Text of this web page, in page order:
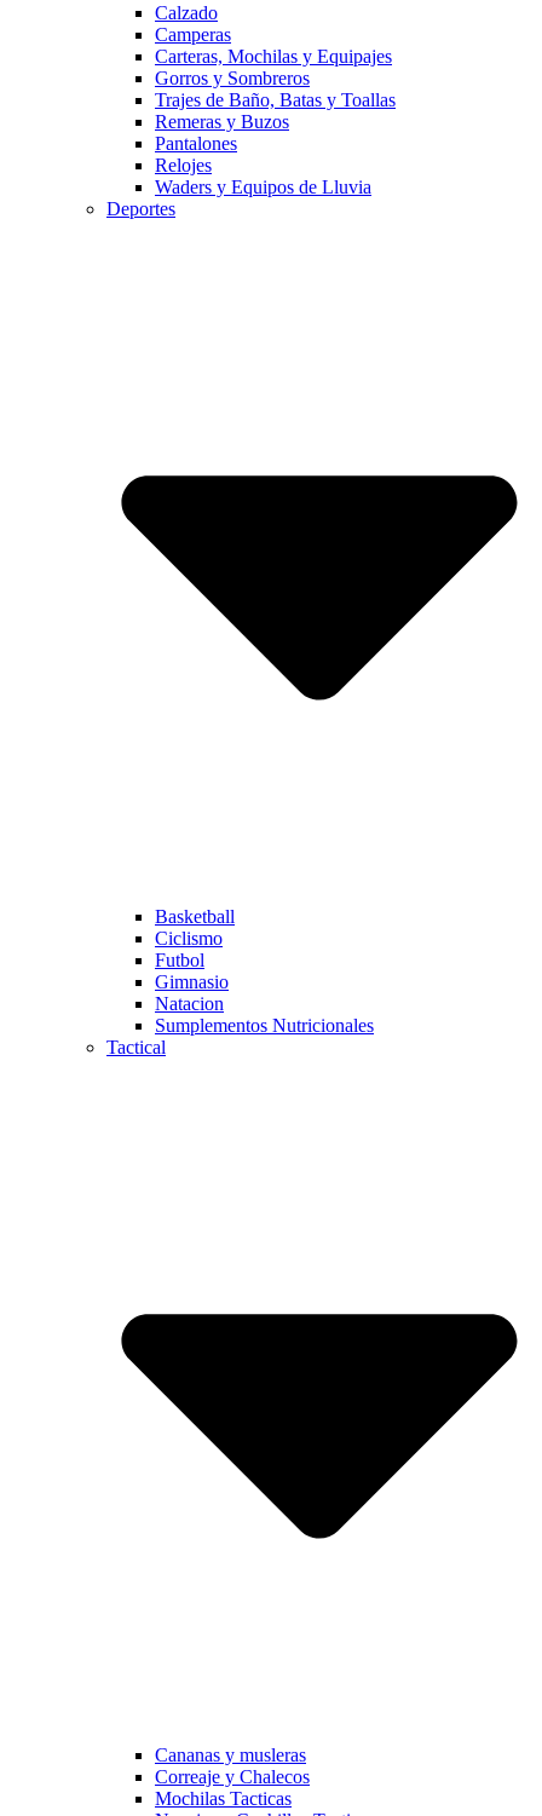
Calzado
Camperas
Carteras, Mochilas y Equipajes
Gorros y Sombreros
Trajes de Baño, Batas y Toallas
Remeras y Buzos
Pantalones
Relojes
Waders y Equipos de Lluvia
Deportes
Basketball
Ciclismo
Futbol
Gimnasio
Natacion
Sumplementos Nutricionales
Tactical
Cananas y musleras
Correaje y Chalecos
Mochilas Tacticas